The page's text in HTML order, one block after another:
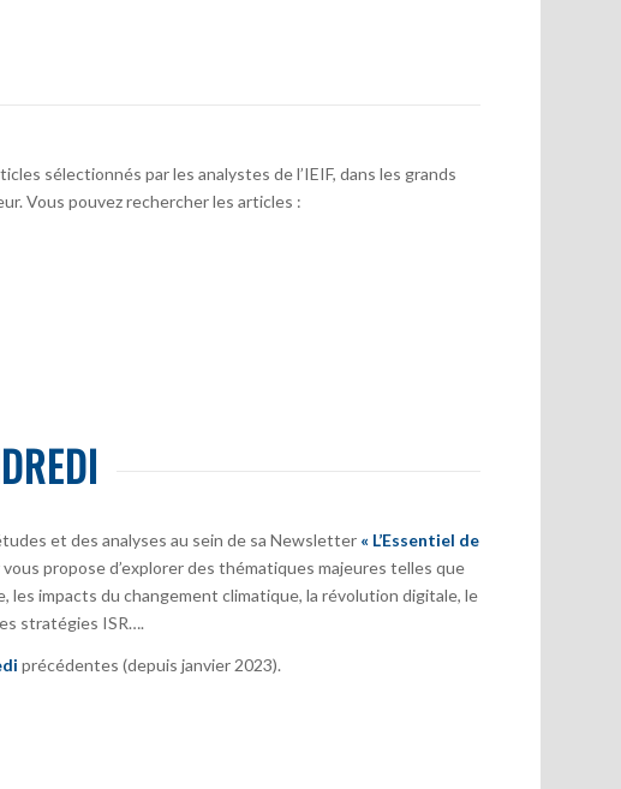
sélectionnés par les analystes de l’IEIF, dans les grands
Vous pouvez rechercher les articles :
et des analyses au sein de sa Newsletter « L’Essentiel de
propose d’explorer des thématiques majeures telles que
impacts du changement climatique, la révolution digitale, le
stratégies ISR….
précédentes (depuis janvier 2023).